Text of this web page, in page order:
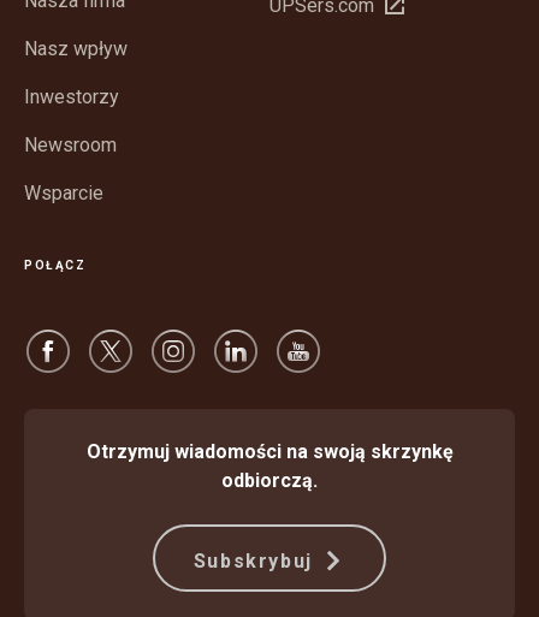
Nasz wpływ
Inwestorzy
Newsroom
Wsparcie
nowym
UPSers.com
POŁĄCZ
Otrzymuj wiadomości na swoją skrzynkę
odbiorczą.
Subskrybuj